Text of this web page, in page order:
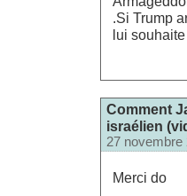
.Si Trump
lui
Comment
israélien
27 novembre
Merci do